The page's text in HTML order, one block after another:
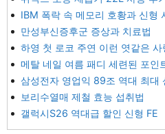
IBM 폭락 속 메모리 호황과 신형
만성부신증후군 증상과 치료법
하영 첫 로코 주연 이런 엿같은 사
메탈 네일 여름 패디 세련된 포인
삼성전자 영업익 89조 역대 최대
보리수열매 제철 효능 섭취법
갤럭시S26 역대급 할인 신형 FE